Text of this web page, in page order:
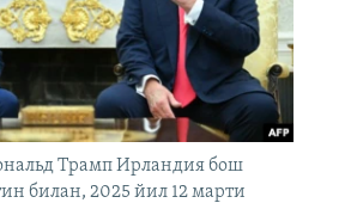
Трамп Ирландия бош
билан, 2025 йил 12 марти